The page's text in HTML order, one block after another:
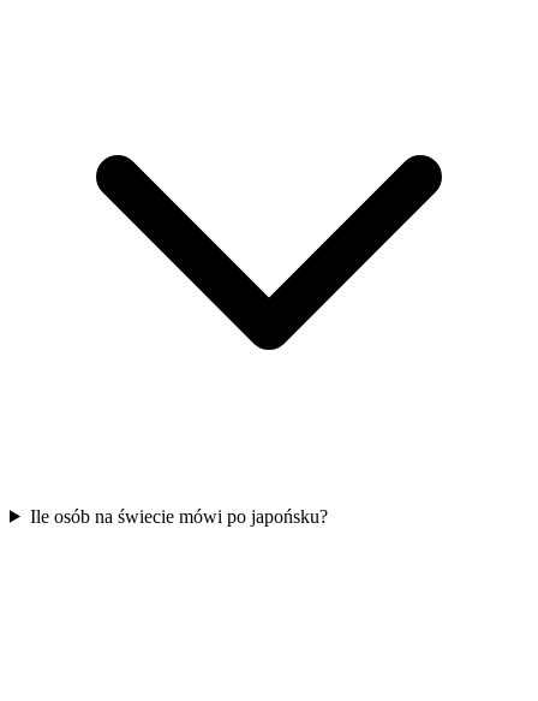
Ile osób na świecie mówi po japońsku?